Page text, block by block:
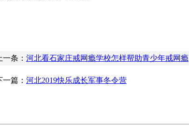
一条： 河北看石家庄戒网瘾学校怎样帮助青少年戒网瘾
一篇： 河北2019快乐成长军事冬令营